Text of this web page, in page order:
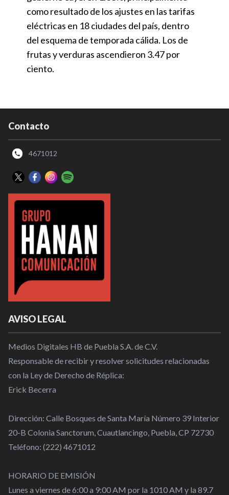
como resultado de los ajustes en las tarifas
eléctricas en 18 ciudades del país, dentro
del esquema de temporada cálida. Los de
frutas y verduras ascendieron 3.47 por
ciento.
Contacto
4671012
AVISO LEGAL
Medios Digitales HB de Puebla S.A. de C.V.
Responsable de recibir y resolver solicitudes relacionadas
con la Ley de Derecho de Réplica:
Erick Becerra
Dirección: Calle Bosques de Santa María Número 39 Interior
20-B Colonia Sanctorum, Cuautlancingo, Puebla, CP 72730
Teléfono: (222) 4671012
HORARIO DE EMISIÓN
Lunes a viernes de 6:00 a 9:00 AM por la 1010 AM y la 89.7